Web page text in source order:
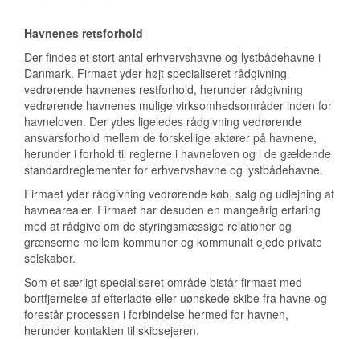
Havnenes retsforhold
Der findes et stort antal erhvervshavne og lystbådehavne i
Danmark. Firmaet yder højt specialiseret rådgivning
vedrørende havnenes restforhold, herunder rådgivning
vedrørende havnenes mulige virksomhedsområder inden for
havneloven. Der ydes ligeledes rådgivning vedrørende
ansvarsforhold mellem de forskellige aktører på havnene,
herunder i forhold til reglerne i havneloven og i de gældende
standardreglementer for erhvervshavne og lystbådehavne.
Firmaet yder rådgivning vedrørende køb, salg og udlejning af
havnearealer. Firmaet har desuden en mangeårig erfaring
med at rådgive om de styringsmæssige relationer og
grænserne mellem kommuner og kommunalt ejede private
selskaber.
Som et særligt specialiseret område bistår firmaet med
bortfjernelse af efterladte eller uønskede skibe fra havne og
forestår processen i forbindelse hermed for havnen,
herunder kontakten til skibsejeren.